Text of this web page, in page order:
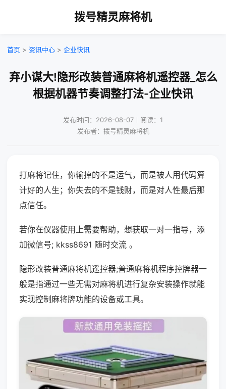
拨号精灵麻将机
首页 > 资讯中心 > 企业快讯
弃小谋大!隐形改装普通麻将机遥控器_怎么
根据机器节奏调整打法-企业快讯
发布时间：2026-08-07｜阅读：1
发布者：拨号精灵麻将机
打麻将记住，你输掉的不是运气，而是被人用代码算
计好的人生；你失去的不是钱财，而是对人性最后那
点信任。
若你在仪器使用上需要帮助，想获取一对一指导，添
加微信号; kkss8691 随时交流 。
隐形改装普通麻将机遥控器;普通麻将机程序控牌器一
般是指通过一些无需对麻将机进行复杂安装操作就能
实现控制麻将牌功能的设备或工具。